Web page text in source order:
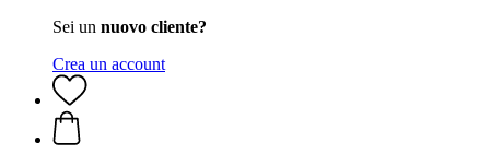
Sei un nuovo cliente?
Crea un account